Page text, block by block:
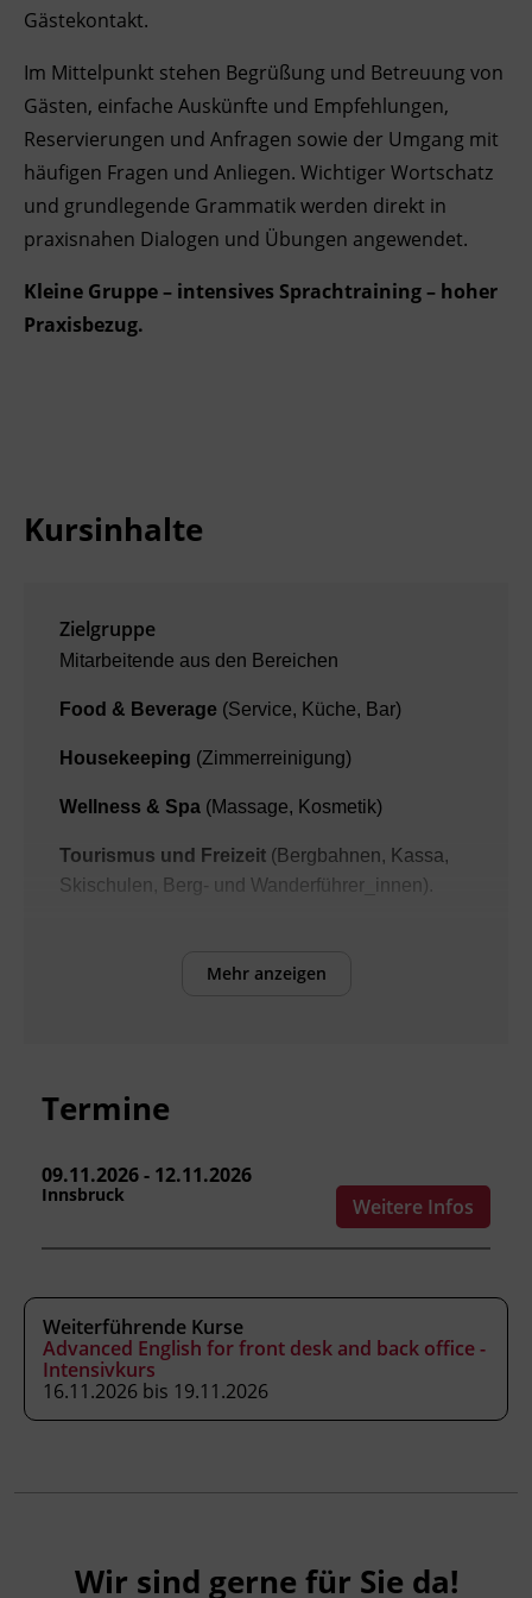
Akademisches Studienzentrum
Digitales Lernen
BFI Schwaz
Gästekontakt.
Im Mittelpunkt stehen Begrüßung und Betreuung von
Gästen, einfache Auskünfte und Empfehlungen,
Reservierungen und Anfragen sowie der Umgang mit
häufigen Fragen und Anliegen. Wichtiger Wortschatz
und grundlegende Grammatik werden direkt in
praxisnahen Dialogen und Übungen angewendet.
Kleine Gruppe – intensives Sprachtraining – hoher
Praxisbezug.
Kursinhalte
Zielgruppe
Mitarbeitende aus den Bereichen
Food & Beverage (Service, Küche, Bar)
Housekeeping (Zimmerreinigung)
Wellness & Spa (Massage, Kosmetik)
Tourismus und Freizeit (Bergbahnen, Kassa,
Skischulen, Berg- und Wanderführer_innen).
Voraussetzungen
Inhalte
Bestellungen entgegennehmen
Wegbeschreibungen geben
Auf Beschwerden höflich reagieren
Einfache gesundheitliche Anliegen von Gästen
Präsenzunterricht
Mehr anzeigen
Termine
09.11.2026 - 12.11.2026
Innsbruck Weitere Infos
Weiterführende Kurse
Advanced English for front desk and back office -
Intensivkurs
16.11.2026 bis 19.11.2026
Wir sind gerne für Sie da!